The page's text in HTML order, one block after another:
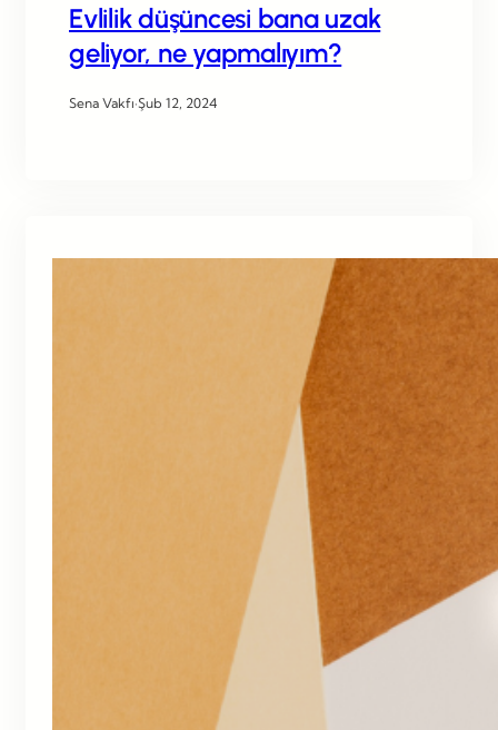
Evlilik düşüncesi bana uzak
geliyor, ne yapmalıyım?
Sena Vakfı·Şub 12, 2024